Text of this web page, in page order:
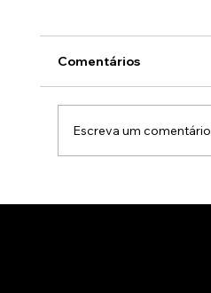
Comentários
Escreva um comentário